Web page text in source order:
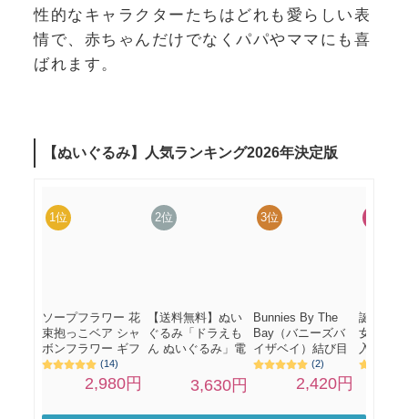
性的なキャラクターたちはどれも愛らしい表
情で、赤ちゃんだけでなくパパやママにも喜
ばれます。